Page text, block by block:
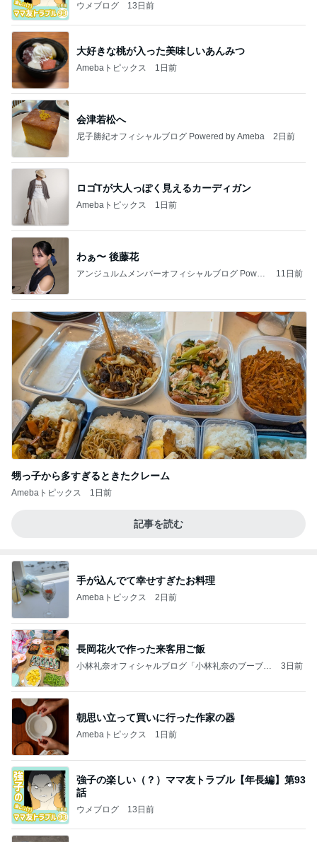
ウメブログ 13日前
大好きな桃が入った美味しいあんみつ
Amebaトピックス 1日前
会津若松へ
尼子勝紀オフィシャルブログ Powered by Ameba 2日前
ロゴTが大人っぽく見えるカーディガン
Amebaトピックス 1日前
わぁ〜 後藤花
アンジュルムメンバーオフィシャルブログ Power
11日前
甥っ子から多すぎるときたクレーム
Amebaトピックス 1日前
記事を読む
手が込んでて幸せすぎたお料理
Amebaトピックス 2日前
長岡花火で作った来客用ご飯
小林礼奈オフィシャルブログ「小林礼奈のブーブー
3日前
朝思い立って買いに行った作家の器
Amebaトピックス 1日前
強子の楽しい（？）ママ友トラブル【年長編】第93
話
ウメブログ 13日前